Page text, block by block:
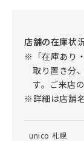
店舗の在庫状
※「在庫あり
取り置き分
す。ご来店
※詳細は店舗
unico 札幌